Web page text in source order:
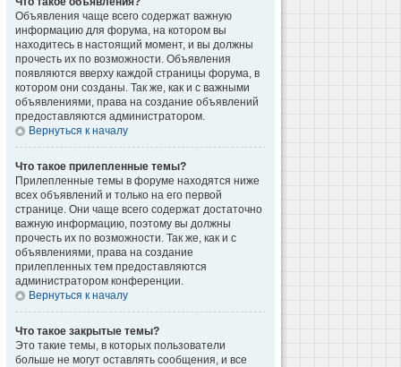
Объявления чаще всего содержат важную
информацию для форума, на котором вы
находитесь в настоящий момент, и вы должны
прочесть их по возможности. Объявления
появляются вверху каждой страницы форума, в
котором они созданы. Так же, как и с важными
объявлениями, права на создание объявлений
предоставляются администратором.
Вернуться к началу
Что такое прилепленные темы?
Прилепленные темы в форуме находятся ниже
всех объявлений и только на его первой
странице. Они чаще всего содержат достаточно
важную информацию, поэтому вы должны
прочесть их по возможности. Так же, как и с
объявлениями, права на создание
прилепленных тем предоставляются
администратором конференции.
Вернуться к началу
Что такое закрытые темы?
Это такие темы, в которых пользователи
больше не могут оставлять сообщения, и все